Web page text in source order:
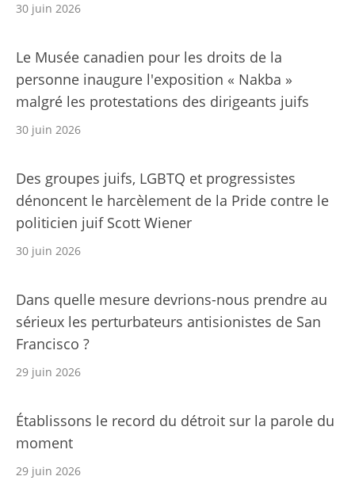
30 juin 2026
Le Musée canadien pour les droits de la
personne inaugure l'exposition « Nakba »
malgré les protestations des dirigeants juifs
30 juin 2026
Des groupes juifs, LGBTQ et progressistes
dénoncent le harcèlement de la Pride contre le
politicien juif Scott Wiener
30 juin 2026
Dans quelle mesure devrions-nous prendre au
sérieux les perturbateurs antisionistes de San
Francisco ?
29 juin 2026
Établissons le record du détroit sur la parole du
moment
29 juin 2026